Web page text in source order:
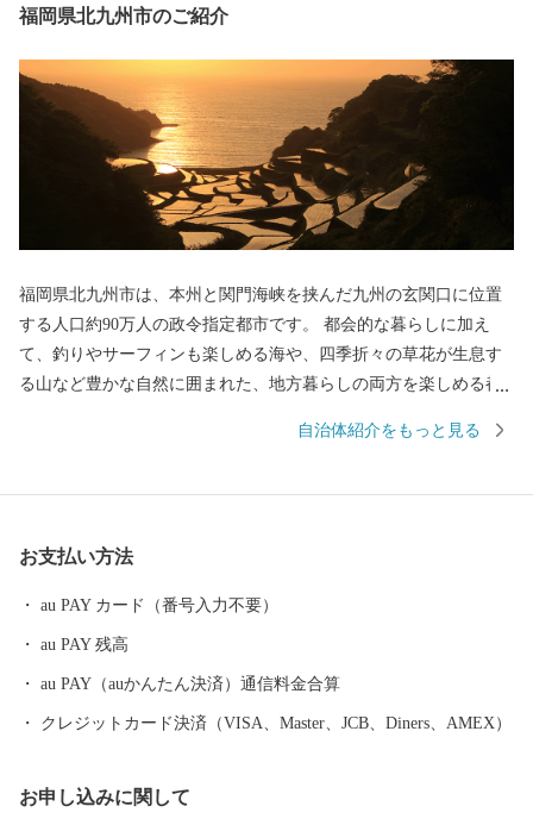
福岡県北九州市のご紹介
福岡県北九州市は、本州と関門海峡を挟んだ九州の玄関口に位置
する人口約90万人の政令指定都市です。 都会的な暮らしに加え
て、釣りやサーフィンも楽しめる海や、四季折々の草花が生息す
る山など豊かな自然に囲まれた、地方暮らしの両方を楽しめる都
明太子など本市ならではの返礼品に加え、黒毛和牛・ウナギ・カ
自治体紹介をもっと見る
お支払い方法
au PAY カード（番号入力不要）
au PAY 残高
au PAY（auかんたん決済）通信料金合算
クレジットカード決済（VISA、Master、JCB、Diners、AMEX）
お申し込みに関して